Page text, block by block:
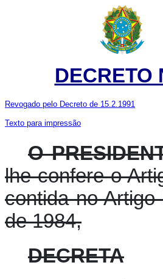
DECRETO
Revogado pelo Decreto de 15.2.1991
Texto para impressão
O
lhe confere o
contida no
de 1984,
DECRETA